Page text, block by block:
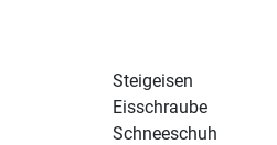
Steigeisen
Eisschraube
Schneeschuh